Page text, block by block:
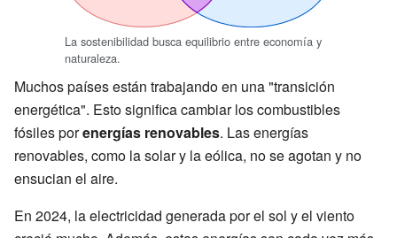
La sostenibilidad busca equilibrio entre economía y
naturaleza.
Muchos países están trabajando en una "transición
energética". Esto significa cambiar los combustibles
fósiles porenergías renovables. Las energías
renovables, como la solar y la eólica, no se agotan y no
ensucian el aire.
En 2024, la electricidad generada por el sol y el viento